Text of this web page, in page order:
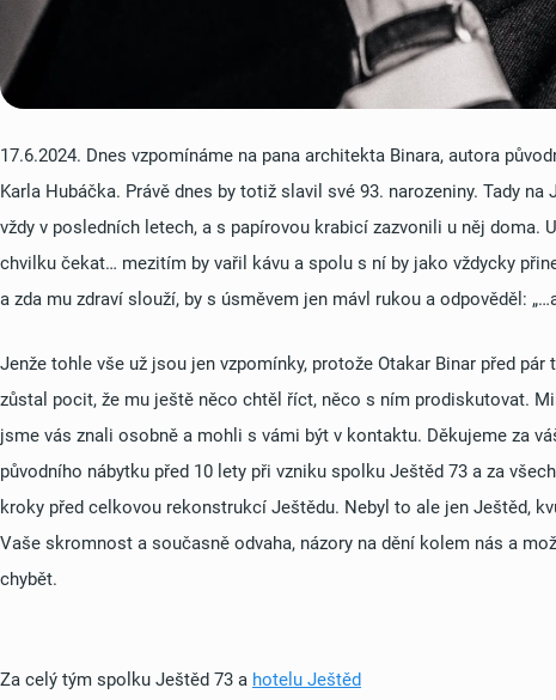
17.6.2024. Dnes vzpomínáme na pana architekta Binara, autora
Karla Hubáčka. Právě dnes by totiž slavil své 93. narozeniny. Tady
vždy v posledních letech, a s papírovou krabicí zazvonili u něj doma.
chvilku čekat… mezitím by vařil kávu a spolu s ní by jako vždycky
a zda mu zdraví slouží, by s úsměvem jen mávl rukou a odpověděl:
Jenže tohle vše už jsou jen vzpomínky, protože Otakar Binar před
zůstal pocit, že mu ještě něco chtěl říct, něco s ním prodiskutovat.
jsme vás znali osobně a mohli s vámi být v kontaktu. Děkujeme za
původního nábytku před 10 lety při vzniku spolku Ještěd 73 a za
kroky před celkovou rekonstrukcí Ještědu. Nebyl to ale jen Ještěd,
Vaše skromnost a současně odvaha, názory na dění kolem nás a
chybět.
Za celý tým spolku Ještěd 73 a hotelu Ještěd